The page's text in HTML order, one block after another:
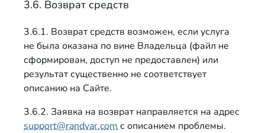
3.6. Возврат средств
3.6.1. Возврат средств возможен, если услуга
не была оказана по вине Владельца (файл не
сформирован, доступ не предоставлен) или
результат существенно не соответствует
описанию на Сайте.
3.6.2. Заявка на возврат направляется на адрес
support@randvar.comс описанием проблемы.